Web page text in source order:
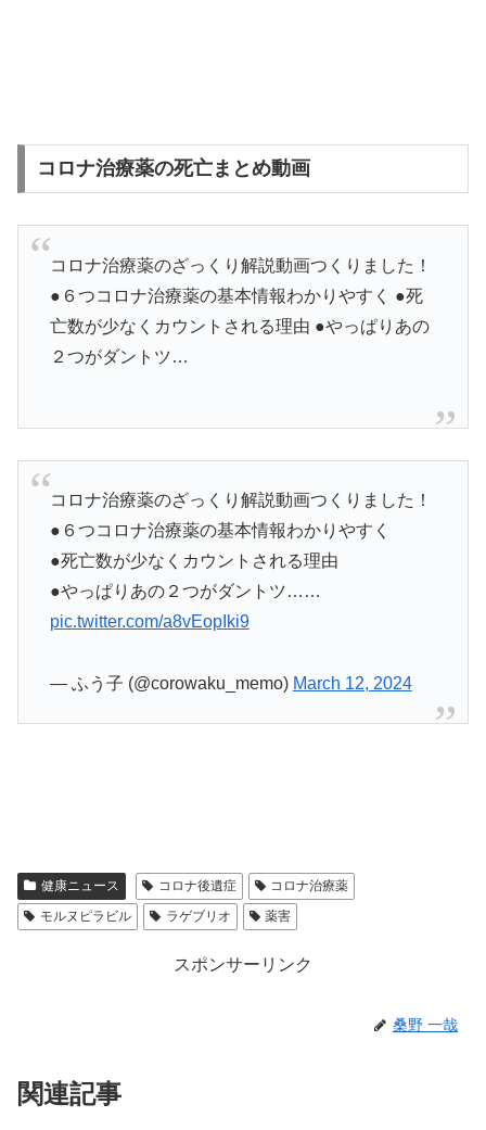
コロナ治療薬の死亡まとめ動画
コロナ治療薬のざっくり解説動画つくりました！
●６つコロナ治療薬の基本情報わかりやすく ●死
亡数が少なくカウントされる理由 ●やっぱりあの
２つがダントツ…
コロナ治療薬のざっくり解説動画つくりました！
●６つコロナ治療薬の基本情報わかりやすく
●死亡数が少なくカウントされる理由
●やっぱりあの２つがダントツ……
pic.twitter.com/a8vEopIki9
— ふう子 (@corowaku_memo) March 12, 2024
健康ニュース コロナ後遺症
コロナ治療薬
モルヌピラビル
ラゲブリオ 薬害
スポンサーリンク
桑野 一哉
関連記事